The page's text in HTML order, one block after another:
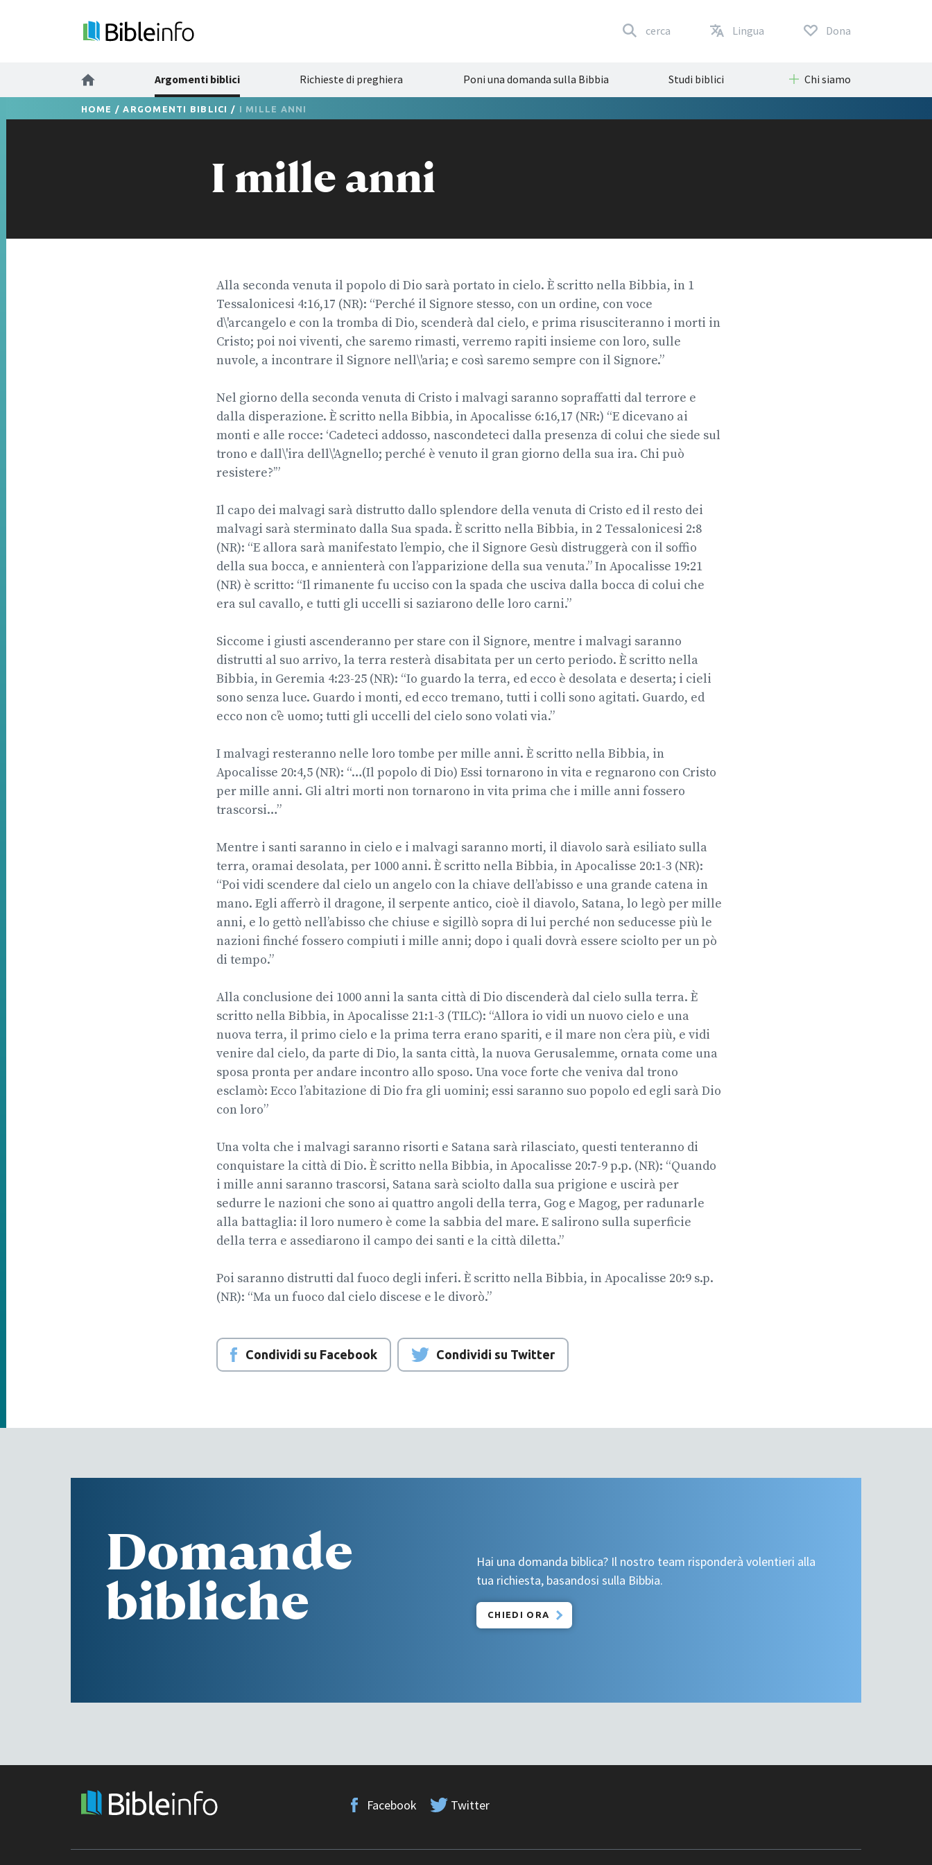
cerca Lingua Dona
Argomenti biblici Richieste di preghiera Poni una domanda sulla Bibbia Studi biblici Chi siamo
HOME / ARGOMENTI BIBLICI / I MILLE ANNI
I mille anni
Alla seconda venuta il popolo di Dio sarà portato in cielo. È scritto nella Bibbia, in 1
Tessalonicesi 4:16,17 (NR): “Perché il Signore stesso, con un ordine, con voce
d\'arcangelo e con la tromba di Dio, scenderà dal cielo, e prima risusciteranno i morti in
Cristo; poi noi viventi, che saremo rimasti, verremo rapiti insieme con loro, sulle
nuvole, a incontrare il Signore nell\'aria; e così saremo sempre con il Signore.”
Nel giorno della seconda venuta di Cristo i malvagi saranno sopraffatti dal terrore e
dalla disperazione. È scritto nella Bibbia, in Apocalisse 6:16,17 (NR:) “E dicevano ai
monti e alle rocce: ‘Cadeteci addosso, nascondeteci dalla presenza di colui che siede sul
trono e dall\'ira dell\'Agnello; perché è venuto il gran giorno della sua ira. Chi può
resistere?’”
Il capo dei malvagi sarà distrutto dallo splendore della venuta di Cristo ed il resto dei
malvagi sarà sterminato dalla Sua spada. È scritto nella Bibbia, in 2 Tessalonicesi 2:8
(NR): “E allora sarà manifestato l’empio, che il Signore Gesù distruggerà con il soffio
della sua bocca, e annienterà con l’apparizione della sua venuta.” In Apocalisse 19:21
(NR) è scritto: “Il rimanente fu ucciso con la spada che usciva dalla bocca di colui che
era sul cavallo, e tutti gli uccelli si saziarono delle loro carni.”
Siccome i giusti ascenderanno per stare con il Signore, mentre i malvagi saranno
distrutti al suo arrivo, la terra resterà disabitata per un certo periodo. È scritto nella
Bibbia, in Geremia 4:23-25 (NR): “Io guardo la terra, ed ecco è desolata e deserta; i cieli
sono senza luce. Guardo i monti, ed ecco tremano, tutti i colli sono agitati. Guardo, ed
ecco non c’è uomo; tutti gli uccelli del cielo sono volati via.”
I malvagi resteranno nelle loro tombe per mille anni. È scritto nella Bibbia, in
Apocalisse 20:4,5 (NR): “…(Il popolo di Dio) Essi tornarono in vita e regnarono con Cristo
per mille anni. Gli altri morti non tornarono in vita prima che i mille anni fossero
trascorsi…”
Mentre i santi saranno in cielo e i malvagi saranno morti, il diavolo sarà esiliato sulla
terra, oramai desolata, per 1000 anni. È scritto nella Bibbia, in Apocalisse 20:1-3 (NR):
“Poi vidi scendere dal cielo un angelo con la chiave dell’abisso e una grande catena in
mano. Egli afferrò il dragone, il serpente antico, cioè il diavolo, Satana, lo legò per mille
anni, e lo gettò nell’abisso che chiuse e sigillò sopra di lui perché non seducesse più le
nazioni finché fossero compiuti i mille anni; dopo i quali dovrà essere sciolto per un pò
di tempo.”
Alla conclusione dei 1000 anni la santa città di Dio discenderà dal cielo sulla terra. È
scritto nella Bibbia, in Apocalisse 21:1-3 (TILC): “Allora io vidi un nuovo cielo e una
nuova terra, il primo cielo e la prima terra erano spariti, e il mare non c’era più, e vidi
venire dal cielo, da parte di Dio, la santa città, la nuova Gerusalemme, ornata come una
sposa pronta per andare incontro allo sposo. Una voce forte che veniva dal trono
esclamò: Ecco l’abitazione di Dio fra gli uomini; essi saranno suo popolo ed egli sarà Dio
con loro”
Una volta che i malvagi saranno risorti e Satana sarà rilasciato, questi tenteranno di
conquistare la città di Dio. È scritto nella Bibbia, in Apocalisse 20:7-9 p.p. (NR): “Quando
i mille anni saranno trascorsi, Satana sarà sciolto dalla sua prigione e uscirà per
sedurre le nazioni che sono ai quattro angoli della terra, Gog e Magog, per radunarle
alla battaglia: il loro numero è come la sabbia del mare. E salirono sulla superficie
della terra e assediarono il campo dei santi e la città diletta.”
Poi saranno distrutti dal fuoco degli inferi. È scritto nella Bibbia, in Apocalisse 20:9 s.p.
(NR): “Ma un fuoco dal cielo discese e le divorò.”
Condividi su Facebook Condividi su Twitter
Domande
bibliche
Hai una domanda biblica? Il nostro team risponderà volentieri alla
tua richiesta, basandosi sulla Bibbia.
CHIEDI ORA
Facebook Twitter